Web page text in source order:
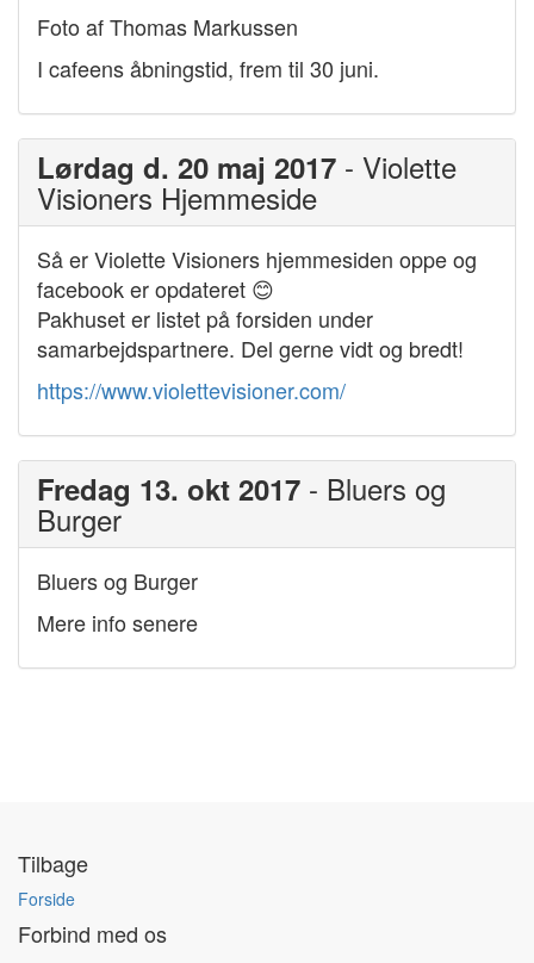
Foto af Thomas Markussen
I cafeens åbningstid, frem til 30 juni.
Lørdag d. 20 maj 2017 - Violette
Visioners Hjemmeside
Så er Violette Visioners hjemmesiden oppe og
facebook er opdateret 😊
Pakhuset er listet på forsiden under
samarbejdspartnere. Del gerne vidt og bredt!
https://www.violettevisioner.com/
Fredag 13. okt 2017 - Bluers og
Burger
Bluers og Burger
Mere info senere
Tilbage
Forside
Forbind med os